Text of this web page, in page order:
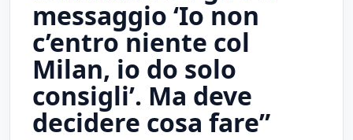
messaggio ‘Io non
c’entro niente col
Milan, io do solo
consigli’. Ma deve
decidere cosa fare”